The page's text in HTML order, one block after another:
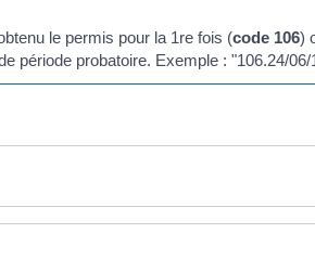
le permis pour la 1re fois (code 106)
période probatoire. Exemple : "106.24/06/